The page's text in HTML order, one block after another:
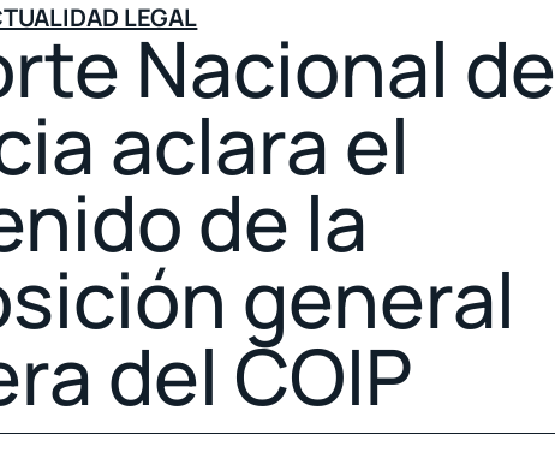
LEGAL
Nacional de
aclara el
de la
general
del COIP